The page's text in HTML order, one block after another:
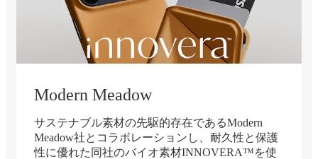
Modern Meadow
サステナブル素材の先駆的存在であるModern
Meadow社とコラボレーションし、耐久性と保護
性に優れた同社のバイオ素材INNOVERA™を使